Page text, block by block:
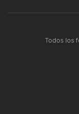
Todos los